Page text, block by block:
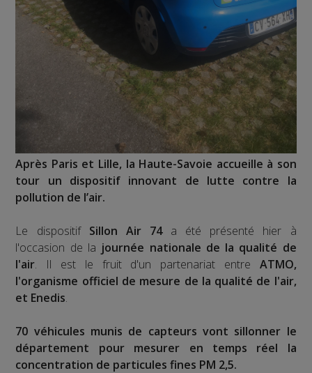
Après Paris et Lille, la Haute-Savoie accueille à son
tour un dispositif innovant de lutte contre la
pollution de l’air.
Le dispositif Sillon Air 74a été présenté hier à
l'occasion de la journée nationale de la qualité de
l'air. Il est le fruit d'un partenariat entre ATMO,
l'organisme officiel de mesure de la qualité de l'air,
et Enedis.
70 véhicules munis de capteurs vont sillonner le
département pour mesurer en temps réel la
concentration de particules fines PM 2,5.